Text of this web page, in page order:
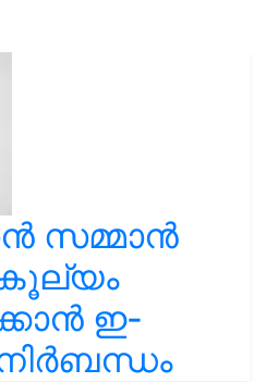
സമ്മാൻ
ഇ-